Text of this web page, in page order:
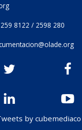
8122 / 2598 280
by cubemediaco